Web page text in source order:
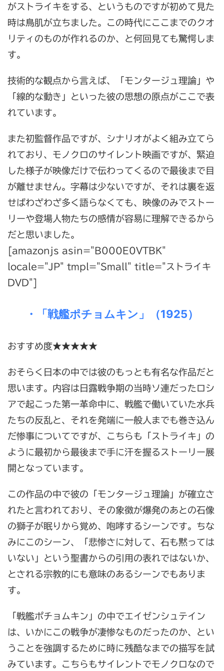
がストライキをする、というものですが初めて見た
時は鳥肌が立ちました。この時代にここまでのクオ
リティのものが作れるのか、と何回見ても驚愕しま
す。
技術的な観点から言えば、「モンタージュ理論」や
「線的な動き」といった彼の思想の原点がここで表
れています。
また初監督作品ですが、シナリオがよく組み立てら
れており、モノクロのサイレント映画ですが、緊迫
した様子が映像だけで伝わってくるので最後まで目
が離せません。字幕は少ないですが、それは裏を返
せばわざわざ多く語らなくても、映像のみでストー
リーや登場人物たちの感情が容易に理解できるから
だと思いました。
[amazonjs asin="B000E0VTBK"
locale="JP" tmpl="Small" title="ストライキ
DVD"]
・「戦艦ポチョムキン」（1925）
おすすめ度★★★★★
おそらく日本の中では彼のもっとも有名な作品だと
思います。内容は日露戦争期の当時ソ連だったロシ
アで起こった第一革命中に、戦艦で働いていた水兵
たちの反乱と、それを発端に一般人までも巻き込ん
だ惨事についてですが、こちらも「ストライキ」の
ように最初から最後まで手に汗を握るストーリー展
開となっています。
この作品の中で彼の「モンタージュ理論」が確立さ
れたと言われており、その象徴が爆発のあとの石像
の獅子が眠りから覚め、咆哮するシーンです。ちな
みにこのシーン、「悲惨さに対して、石も黙っては
いない」という聖書からの引用の表れではないか、
とされる宗教的にも意味のあるシーンでもありま
す。
「戦艦ポチョムキン」の中でエイゼンシュテイン
は、いかにこの戦争が凄惨なものだったのか、とい
うことを強調するために時に残酷なまでの描写を試
みています。こちらもサイレントでモノクロなので